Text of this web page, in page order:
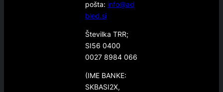
pošta: info@ad
bled.si
Številka TRR;
SI56 0400
0027 8984 066
(IME BANKE:
SKBASI2X,